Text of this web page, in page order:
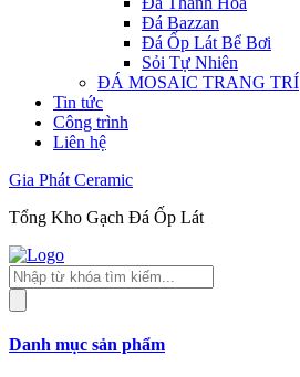
Đá Bazzan
Đá Ốp Lát Bể Bơi
Sỏi Tự Nhiên
ĐÁ MOSAIC TRANG TRÍ
Tin tức
Công trình
Liên hệ
Gia Phát Ceramic
Tổng Kho Gạch Đá Ốp Lát
Tìm
kiếm
sản
Danh mục sản phẩm